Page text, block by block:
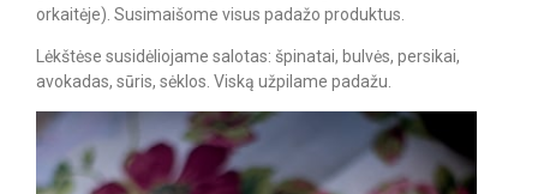
orkaitėje). Susimaišome visus padažo produktus.
Lėkštėse susidėliojame salotas: špinatai, bulvės, persikai,
avokadas, sūris, sėklos. Viską užpilame padažu.